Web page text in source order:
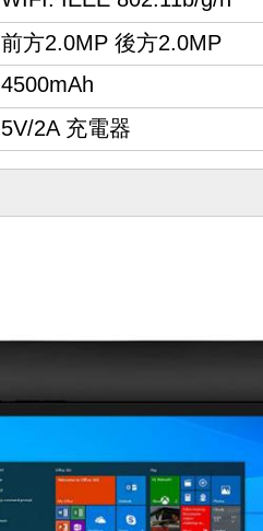
前方2.0MP 後方2.0MP
4500mAh
5V/2A 充電器